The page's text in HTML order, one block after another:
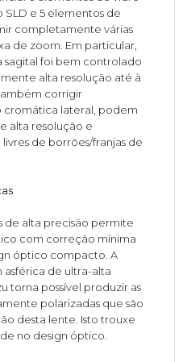
SLD e 5 elementos de
completamente várias
de zoom. Em particular,
foi bem controlado
alta resolução até à
corrigir
lateral, podem
alta resolução e
de borrões/franjas de
de alta precisão permite
com correção mínima
óptico compacto. A
de ultra-alta
torna possível produzir as
polarizadas que são
desta lente. Isto trouxe
no design óptico.